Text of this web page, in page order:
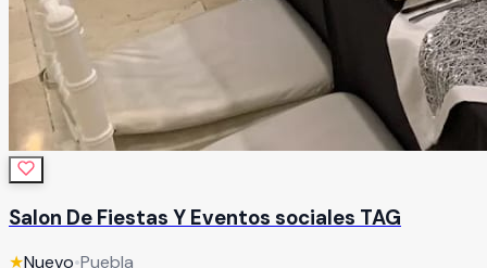
Salon De Fiestas Y Eventos sociales TAG
★Nuevo•Puebla